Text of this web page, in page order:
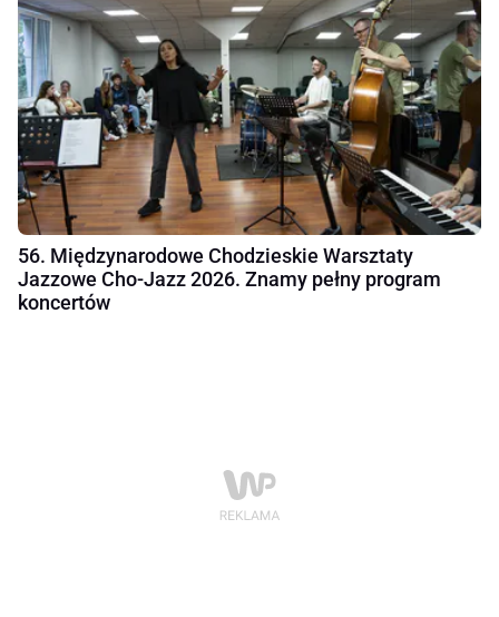
56. Międzynarodowe Chodzieskie Warsztaty
Jazzowe Cho-Jazz 2026. Znamy pełny program
koncertów